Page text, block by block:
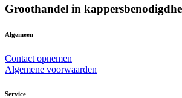
Groothandel in
Algemeen
Contact opnemen
Algemene voorwaarden
Service